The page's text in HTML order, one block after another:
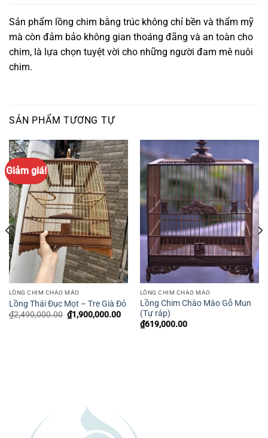
Sản phẩm lồng chim bằng trúc không chỉ bền và thẩm mỹ
mà còn đảm bảo không gian thoáng đãng và an toàn cho
chim, là lựa chọn tuyệt vời cho những người đam mê nuôi
chim.
SẢN PHẨM TƯƠNG TỰ
Giảm giá!
LỒNG CHIM CHÀO MÀO
Lồng Thái Đục Mọt – Tre Già Đỏ
₫2,490,000.00 Giá
gốc
₫1,900,000.00Giá
LỒNG CHIM CHÀO MÀO
Lồng Chim Chào Mào Gỗ Mun
(Tự ráp)
₫619,000.00